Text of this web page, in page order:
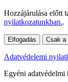
Hozzájárulása előtt
nyilatkozatunkban..
Elfogadás Csak a
Adatvédelemi
Egyéni adatvédelmi